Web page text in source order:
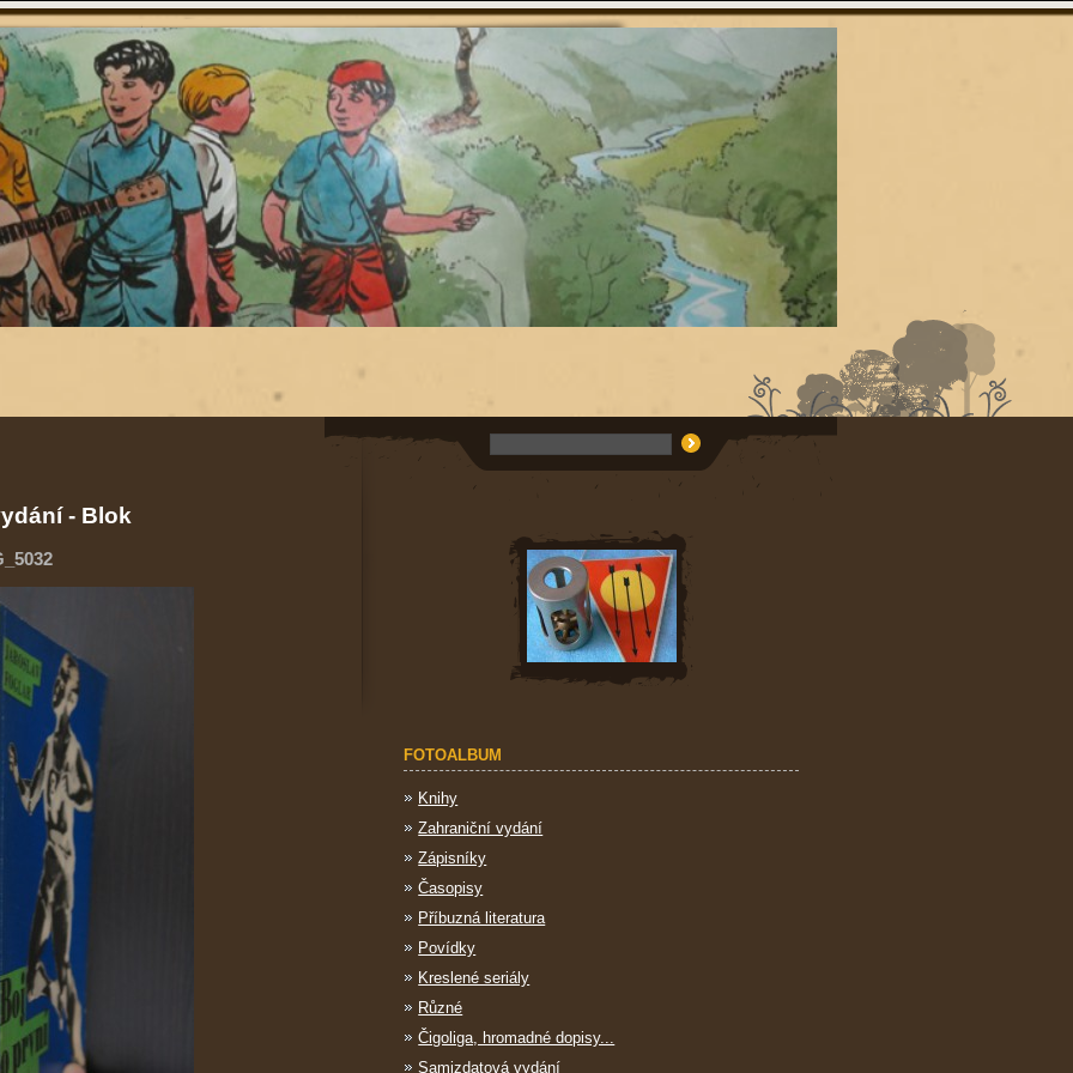
- Blok
FOTOALBUM
Knihy
Zahraniční vydání
Zápisníky
Časopisy
Příbuzná literatura
Povídky
Kreslené seriály
Různé
Čigoliga, hromadné dopisy...
Samizdatová vydání